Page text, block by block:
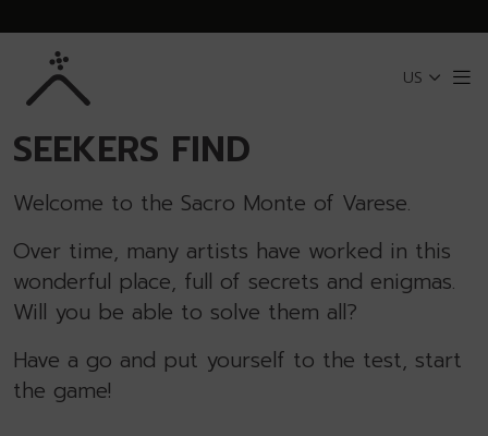
US
BACK TO SACRO MONTE OF VARESE
SEEKERS FIND
Welcome to the Sacro Monte of Varese.
Over time, many artists have worked in this
wonderful place, full of secrets and enigmas.
Will you be able to solve them all?
Have a go and put yourself to the test, start
the game!